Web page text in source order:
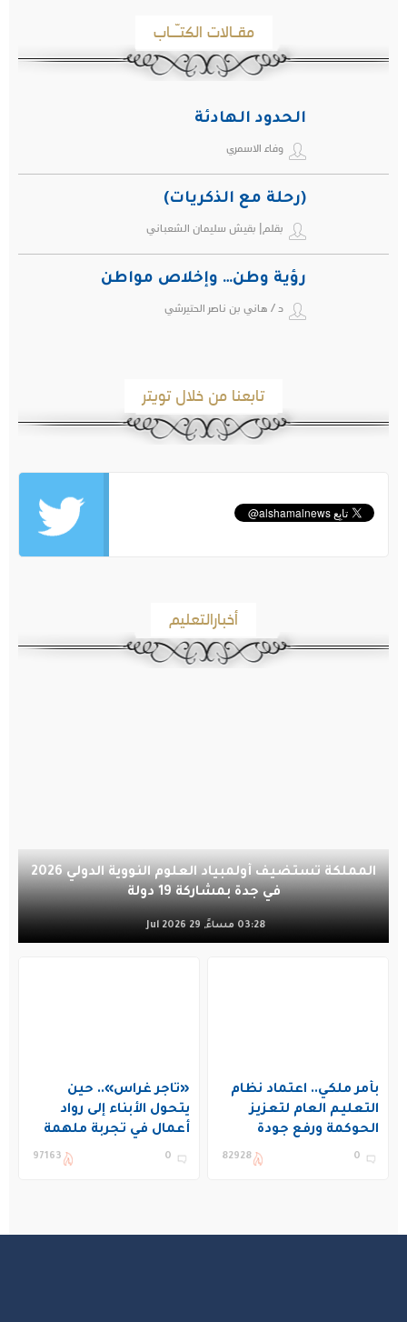
مقـالات الكتـّـاب
الحدود الهادئة
وفاء الاسمري
(رحلة مع الذكريات)
بقلم| بقيش سليمان الشعباني
رؤية وطن… وإخلاص مواطن
د / هاني بن ناصر الحتيرشي
تابعنا من خلال تويتر
أخبارالتعليم
المملكة تستضيف أولمبياد العلوم النووية الدولي 2026
في جدة بمشاركة 19 دولة
03:28 مساءً, 29 Jul 2026
بأمر ملكي.. اعتماد نظام
التعليم العام لتعزيز
الحوكمة ورفع جودة
التعليم في المملكة
0
82928
«تاجر غراس».. حين
يتحول الأبناء إلى رواد
أعمال في تجربة ملهمة
بنادي غراس الصيفي
0
97163